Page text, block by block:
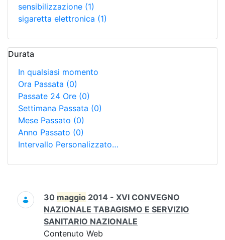
sensibilizzazione (1)
sigaretta elettronica (1)
Durata
In qualsiasi momento
Ora Passata (0)
Passate 24 Ore (0)
Settimana Passata (0)
Mese Passato (0)
Anno Passato (0)
Intervallo Personalizzato…
Ricerca
30 maggio 2014 - XVI CONVEGNO
NAZIONALE TABAGISMO E SERVIZIO
SANITARIO NAZIONALE
Contenuto Web